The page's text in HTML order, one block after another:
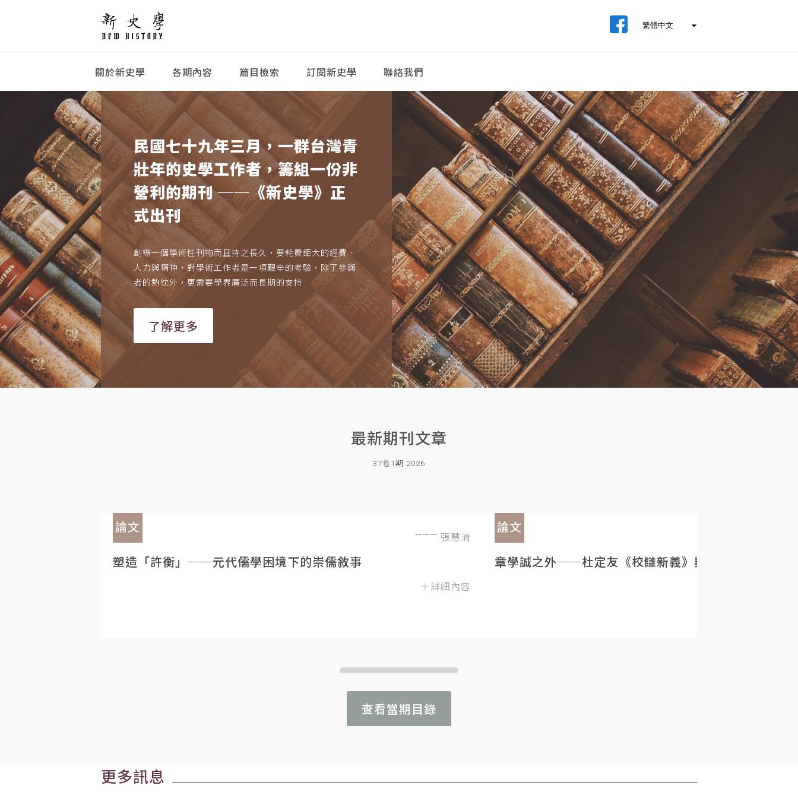
關於新史學 各期內容 篇目檢索 訂閱新史學 聯絡我們
民國七十九年三月，一群台灣青
壯年的史學工作者，籌組一份非
營利的期刊 ──《新史學》正
式出刊
創辦一個學術性刊物而且持之長久，要耗費鉅大的經費、
人力與精神，對學術工作者是一項艱辛的考驗，除了參與
者的熱忱外，更需要學界廣泛而長期的支持
了解更多
最新期刊文章
37卷1期 2026
論文
張慧清
塑造「許衡」──元代儒學困境下的崇儒敘事
＋詳細內容
論文
章學誠之外──杜定友《校讎新義》與民初目錄學的重
查看當期目錄
更多訊息